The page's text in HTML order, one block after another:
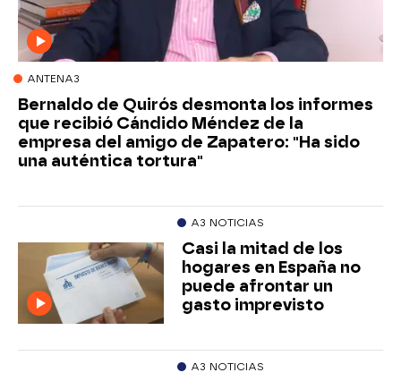
ANTENA3
Bernaldo de Quirós desmonta los informes
que recibió Cándido Méndez de la
empresa del amigo de Zapatero: "Ha sido
una auténtica tortura"
A3 NOTICIAS
Casi la mitad de los
hogares en España no
puede afrontar un
gasto imprevisto
A3 NOTICIAS